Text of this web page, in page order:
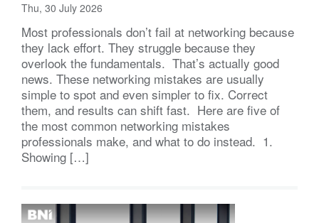
Thu, 30 July 2026
Most professionals don’t fail at networking because
they lack effort. They struggle because they
overlook the fundamentals. That’s actually good
news. These networking mistakes are usually
simple to spot and even simpler to fix. Correct
them, and results can shift fast. Here are five of
the most common networking mistakes
professionals make, and what to do instead. 1.
Showing […]